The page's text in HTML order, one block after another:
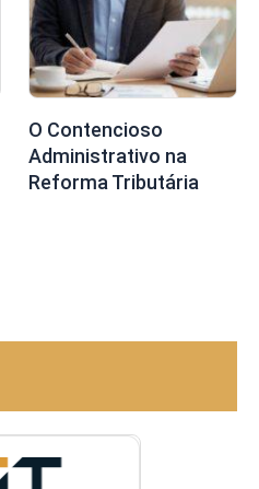
O Contencioso
Administrativo na
Reforma Tributária